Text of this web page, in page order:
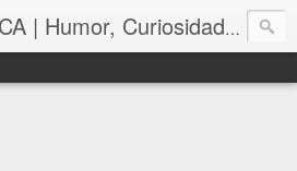
FIRME NA PAÇOCA | Humor, Curiosidades, Tutoriais e Muito mais